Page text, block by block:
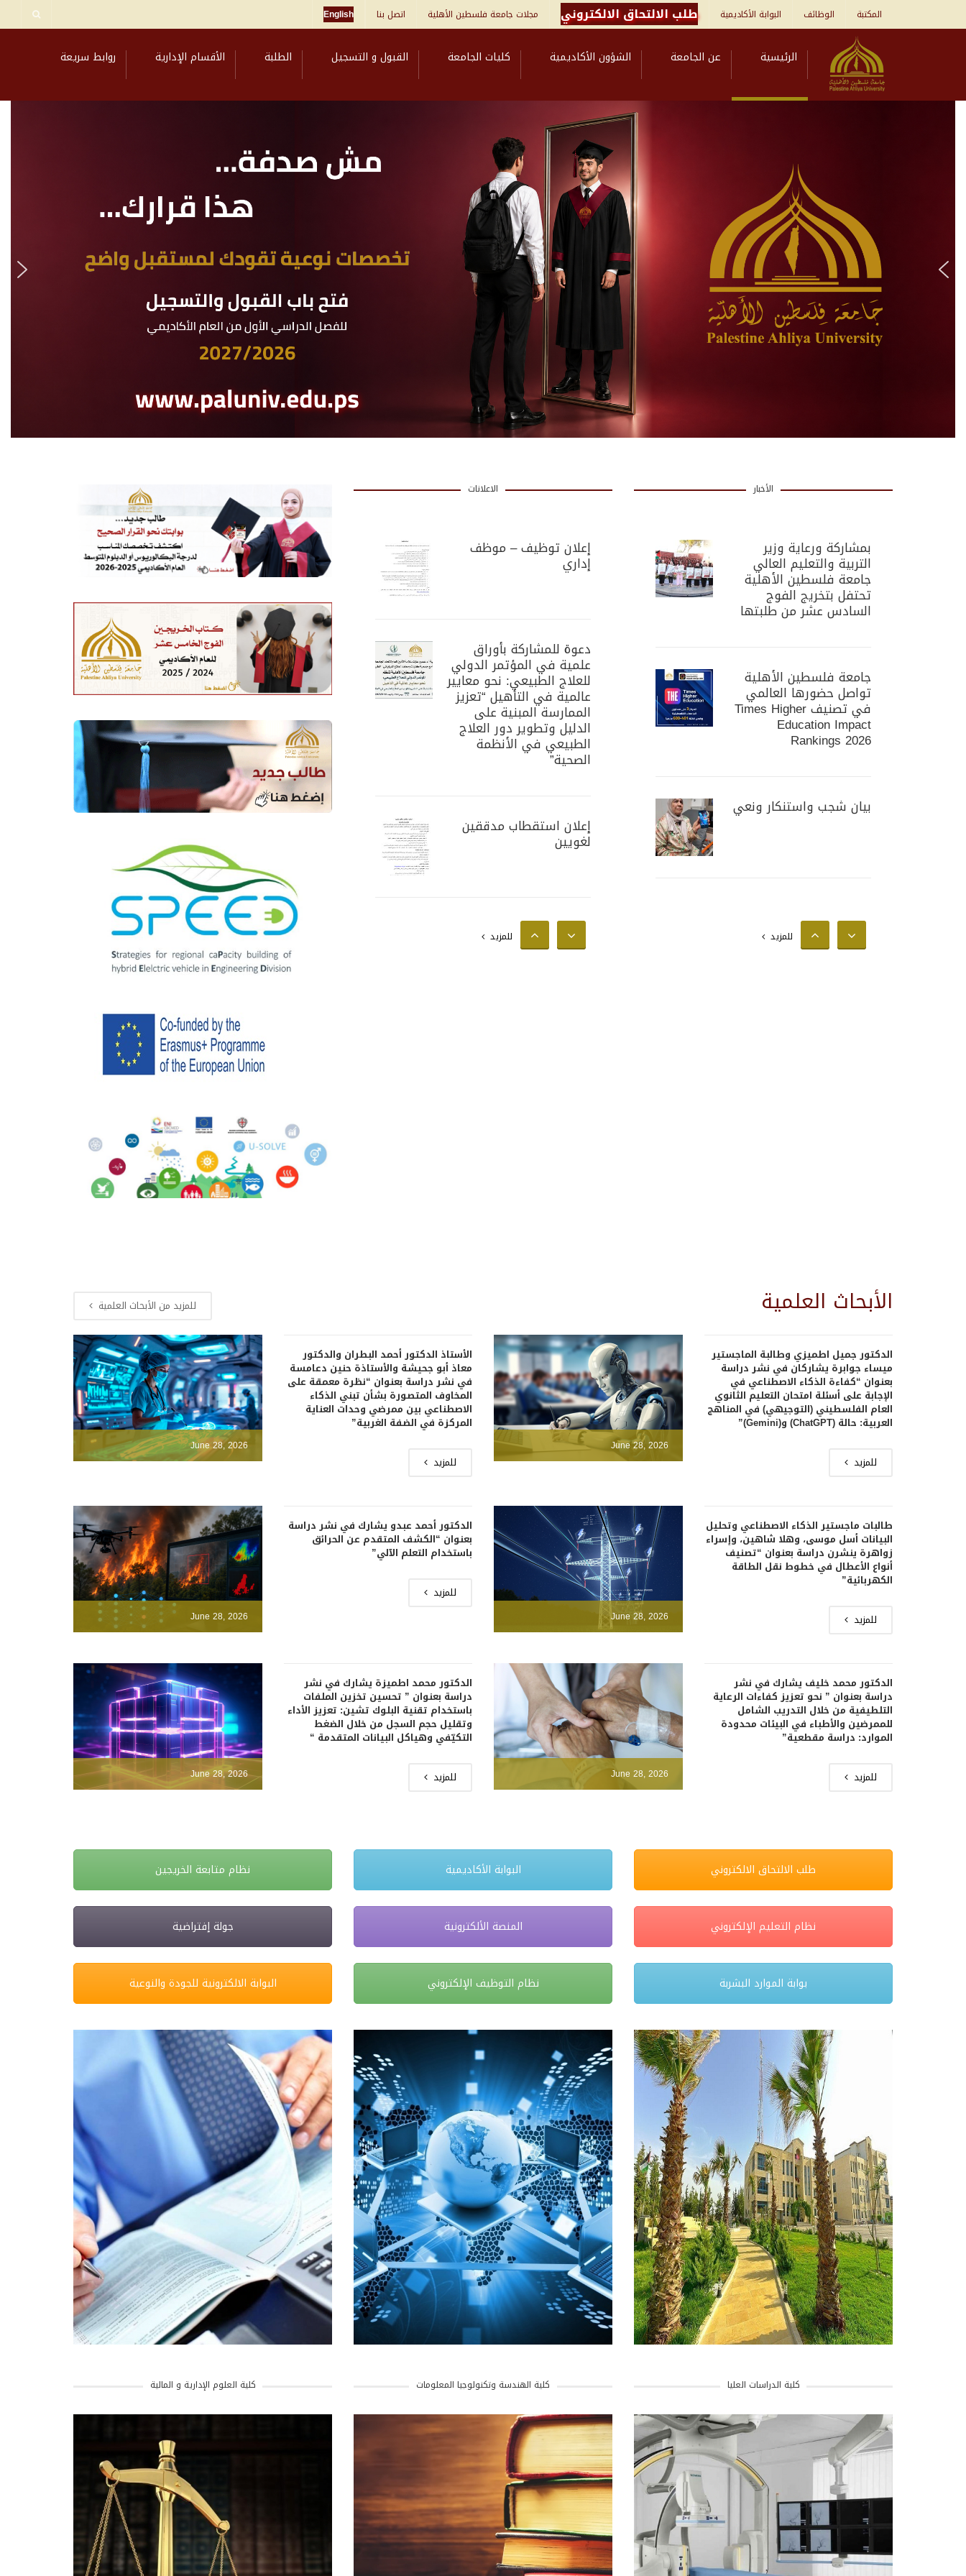
المكتبة الوظائف البوابة الأكاديمية طلب الالتحاق الالكتروني مجلات جامعة فلسطين الأهلية اتصل بنا English
الرئيسية عن الجامعة الشؤون الأكاديمية كليات الجامعة القبول و التسجيل الطلبة الأقسام الإدارية روابط سريعة
الاعلانات
إعلان توظيف – موظف
إداري
دعوة للمشاركة بأوراق
علمية في المؤتمر الدولي
للعلاج الطبيعي: نحو معايير
عالمية في التأهيل “تعزيز
الممارسة المبنية على
الدليل وتطوير دور العلاج
الطبيعي في الأنظمة
الصحية”
إعلان استقطاب مدققين
لغويين
إعلان استقطاب محللين
إحصائيين للمزيد
الأخبار
بمشاركة ورعاية وزير
التربية والتعليم العالي
جامعة فلسطين الأهلية
تحتفل بتخريج الفوج
السادس عشر من طلبتها
جامعة فلسطين الأهلية
تواصل حضورها العالمي
في تصنيف Times Higher
Education Impact
Rankings 2026
بيان شجب واستنكار ونعي
تستضيف وزير الزراعة
الفلسطيني لبحث سبل
تعزيز التعاون المشترك في
للمزيد
الأبحاث العلمية للمزيد من الأبحاث العلمية
June 28, 2026
الأستاذ الدكتور أحمد البطران والدكتور
معاذ أبو جحيشة والأستاذة حنين دعامسة
في نشر دراسة بعنوان “نظرة معمقة على
المخاوف المتصورة بشأن تبني الذكاء
الاصطناعي بين ممرضي وحدات العناية
المركزة في الضفة الغربية”
للمزيد
June 28, 2026
الدكتور جميل اطميزي وطالبة الماجستير
ميساء جوابرة يشاركان في نشر دراسة
بعنوان “كفاءة الذكاء الاصطناعي في
الإجابة على أسئلة امتحان التعليم الثانوي
العام الفلسطيني (التوجيهي) في المناهج
العربية: حالة (ChatGPT) و(Gemini)”
للمزيد
June 28, 2026
الدكتور أحمد عبدو يشارك في نشر دراسة
بعنوان “الكشف المتقدم عن الحرائق
باستخدام التعلم الآلي”
للمزيد
June 28, 2026
طالبات ماجستير الذكاء الاصطناعي وتحليل
البيانات أسل موسى، وهلا شاهين، وإسراء
زواهرة ينشرن دراسة بعنوان “تصنيف
أنواع الأعطال في خطوط نقل الطاقة
الكهربائية”
للمزيد
June 28, 2026
الدكتور محمد اطميزة يشارك في نشر
دراسة بعنوان ” تحسين تخزين الملفات
باستخدام تقنية البلوك تشين: تعزيز الأداء
وتقليل حجم السجل من خلال الضغط
التكيّفي وهياكل البيانات المتقدمة “
للمزيد June 28, 2026
الدكتور محمد خليف يشارك في نشر
دراسة بعنوان ” نحو تعزيز كفاءات الرعاية
التلطيفية من خلال التدريب الشامل
للممرضين والأطباء في البيئات محدودة
الموارد: دراسة مقطعية”
للمزيد
نظام متابعة الخريجين البوابة الأكاديمية طلب الالتحاق الالكتروني
جولة إفتراضية المنصة الألكترونية نظام التعليم الإلكتروني
البوابة الالكترونية للجودة والنوعية نظام التوظيف الإلكتروني بوابة الموارد البشربة
كلية العلوم الإدارية و المالية كلية الهندسة وتكنولوجيا المعلومات كلية الدراسات العليا